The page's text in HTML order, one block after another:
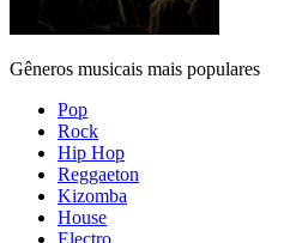
Gêneros musicais mais populares
Pop
Rock
Hip Hop
Reggaeton
Kizomba
House